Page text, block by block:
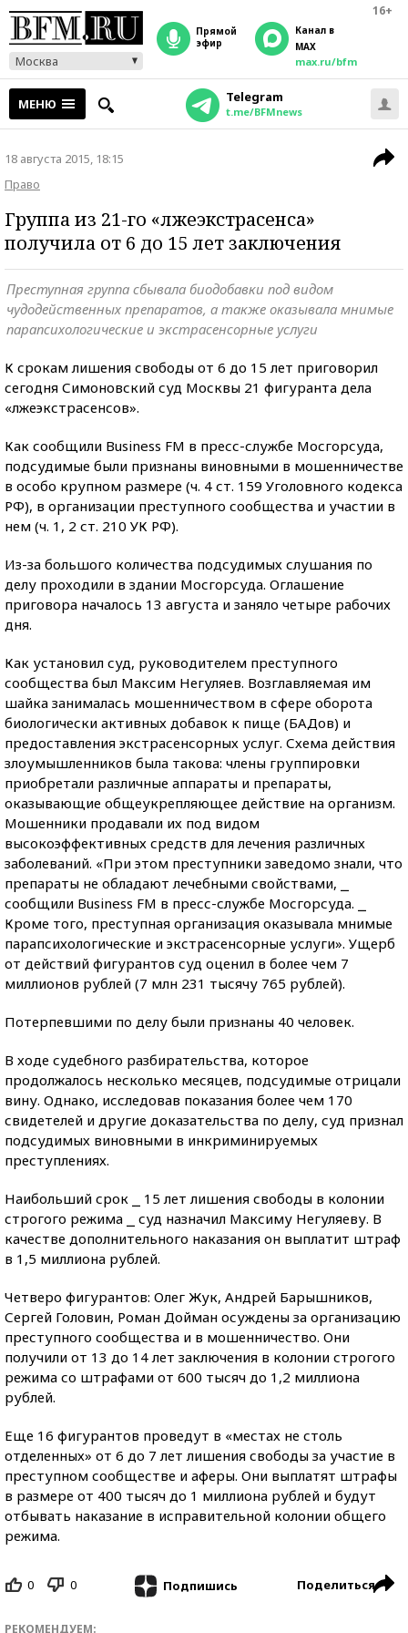
16+
Москва
прямой
эфир
Канал в
MAX
max.ru/bfm
МЕНЮ Telegram
t.me/BFMnews
18 августа 2015, 18:15
Право
Группа из 21-го «лжеэкстрасенса»
получила от 6 до 15 лет заключения
Преступная группа сбывала биодобавки под видом
чудодейственных препаратов, а также оказывала мнимые
парапсихологические и экстрасенсорные услуги
К срокам лишения свободы от 6 до 15 лет приговорил
сегодня Симоновский суд Москвы 21 фигуранта дела
«лжеэкстрасенсов».
Как сообщили Business FM в пресс-службе Мосгорсуда,
подсудимые были признаны виновными в мошенничестве
в особо крупном размере (ч. 4 ст. 159 Уголовного кодекса
РФ), в организации преступного сообщества и участии в
нем (ч. 1, 2 ст. 210 УК РФ).
Из-за большого количества подсудимых слушания по
делу проходили в здании Мосгорсуда. Оглашение
приговора началось 13 августа и заняло четыре рабочих
дня.
Как установил суд, руководителем преступного
сообщества был Максим Негуляев. Возглавляемая им
шайка занималась мошенничеством в сфере оборота
биологически активных добавок к пище (БАДов) и
предоставления экстрасенсорных услуг. Схема действия
злоумышленников была такова: члены группировки
приобретали различные аппараты и препараты,
оказывающие общеукрепляющее действие на организм.
Мошенники продавали их под видом
высокоэффективных средств для лечения различных
заболеваний. «При этом преступники заведомо знали, что
препараты не обладают лечебными свойствами, ⎯
сообщили Business FM в пресс-службе Мосгорсуда. ⎯
Кроме того, преступная организация оказывала мнимые
парапсихологические и экстрасенсорные услуги». Ущерб
от действий фигурантов суд оценил в более чем 7
миллионов рублей (7 млн 231 тысячу 765 рублей).
Потерпевшими по делу были признаны 40 человек.
В ходе судебного разбирательства, которое
продолжалось несколько месяцев, подсудимые отрицали
вину. Однако, исследовав показания более чем 170
свидетелей и другие доказательства по делу, суд признал
подсудимых виновными в инкриминируемых
преступлениях.
Наибольший срок ⎯ 15 лет лишения свободы в колонии
строгого режима ⎯ суд назначил Максиму Негуляеву. В
качестве дополнительного наказания он выплатит штраф
в 1,5 миллиона рублей.
Четверо фигурантов: Олег Жук, Андрей Барышников,
Сергей Головин, Роман Дойман осуждены за организацию
преступного сообщества и в мошенничество. Они
получили от 13 до 14 лет заключения в колонии строгого
режима со штрафами от 600 тысяч до 1,2 миллиона
рублей.
Еще 16 фигурантов проведут в «местах не столь
отделенных» от 6 до 7 лет лишения свободы за участие в
преступном сообществе и аферы. Они выплатят штрафы
в размере от 400 тысяч до 1 миллиона рублей и будут
отбывать наказание в исправительной колонии общего
режима.
0 0 Подпишись Поделиться
РЕКОМЕНДУЕМ: